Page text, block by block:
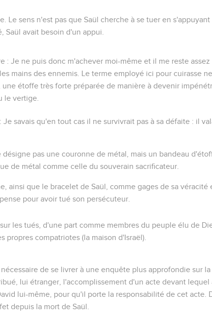
. Le sens n'est pas que Saül cherche à se tuer en
Saül avait besoin d'un appui.
: Je ne puis donc m'achever moi-même et il me reste
mains des ennemis. Le terme employé ici pour cuirasse
une étoffe très forte préparée de manière à devenir
le vertige.
: Je savais qu'en tout cas il ne survivrait pas à sa défaite : il
désigne pas une couronne de métal, mais un bandeau
de métal comme celle du souverain sacrificateur.
ainsi que le bracelet de Saül, comme gages de sa
pour avoir tué son persécuteur.
les tués, d'une part comme membres du peuple élu de
propres compatriotes (la maison d'Israël).
de se livrer à une enquête plus approfondie sur
lui étranger, l'accomplissement d'un acte devant
lui-même, pour qu'il porte la responsabilité de cet acte.
depuis la mort de Saül.